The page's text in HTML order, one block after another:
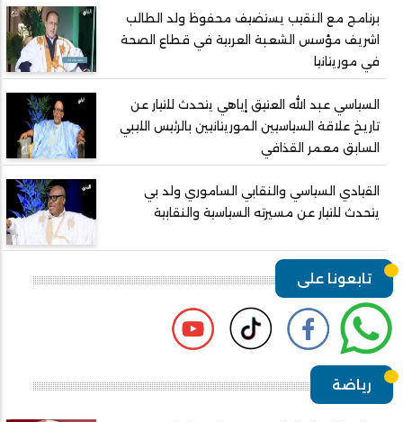
برنامج مع النقيب يستضيف محفوظ ولد الطالب
اشريف مؤسس الشعبة العربية في قطاع الصحة
في موريتانيا
السياسي عبد الله العتيق إياهي يتحدث للتيار عن
تاريخ علاقة السياسيين الموريتانيين بالرئيس الليبي
السابق معمر القذافي
القيادي السياسي والنقابي الساموري ولد بي
يتحدث للتيار عن مسيرته السياسية والنقابية
تابعونا على
رياضة